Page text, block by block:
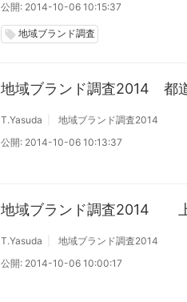
公開: 2014-10-06 10:15:37
local_offer 地域ブランド調査
地域ブランド調査2014 都
T.Yasuda
地域ブランド調査2014
公開: 2014-10-06 10:13:37
地域ブランド調査2014 上
T.Yasuda
地域ブランド調査2014
公開: 2014-10-06 10:00:17